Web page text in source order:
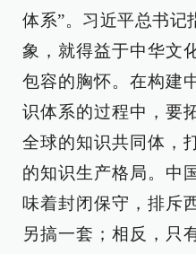
体系”。习近平总书记
象，就得益于中华文
包容的胸怀。在构建
识体系的过程中，要
全球的知识共同体，
的知识生产格局。中
味着封闭保守，排斥
另搞一套；相反，只